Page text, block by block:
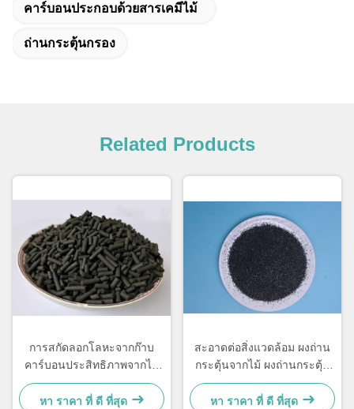
คาร์บอนประกอบด้วยสารเคมีไม้
ถ่านกระตุ้นกรอง
Related Products
การสกัดลอกโลหะจากก๊าบ
คาร์บอนประสิทธิภาพจากไม้
ดิบ
หา ราคา ที่ ดี ที่สุด
สะอาดต่อสิ่งแวดล้อม ผงถ่าน
กระตุ้นจากไม้ ผงถ่านกระตุ้น
จากไม้
หา ราคา ที่ ดี ที่สุด